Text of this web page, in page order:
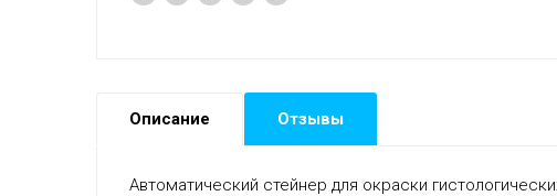
Описание Отзывы
Автоматический стейнер для окраски